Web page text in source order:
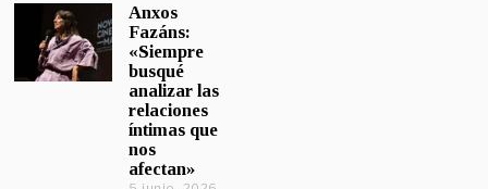
Anxos
Fazáns:
«Siempre
busqué
analizar las
relaciones
íntimas que
nos
afectan»